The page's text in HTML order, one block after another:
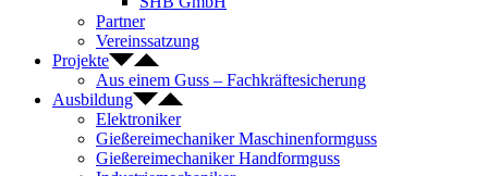
Partner
Vereinssatzung
Projekte
Aus einem Guss – Fachkräftesicherung
Ausbildung
Elektroniker
Gießereimechaniker Maschinenformguss
Gießereimechaniker Handformguss